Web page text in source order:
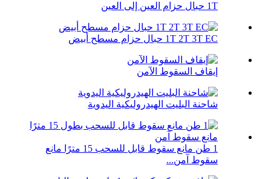
1T حبال حزام العين إلى العين
1T 2T 3T EC حبال حزام مسطح أبيض
إيقاف السقوط الآمن
شاحنة البليت الهيدروليكية اليدوية
1 طن مانع سقوط قابل للسحب 15 مترًا مانع
سقوط آمن...